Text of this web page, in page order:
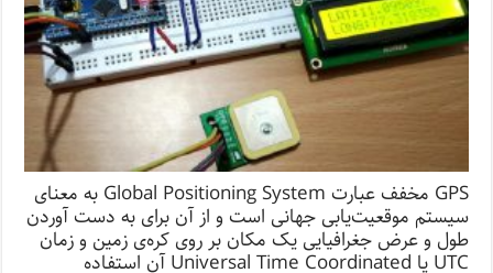
GPS مخفف عبارت Global Positioning System به معنای
سیستم موقعیت‌یابی جهانی است و از آن برای به دست آوردن
طول و عرض جغرافیایی یک مکان بر روی کره‌ی زمین و زمان
UTC یا Universal Time Coordinated آن استفاده